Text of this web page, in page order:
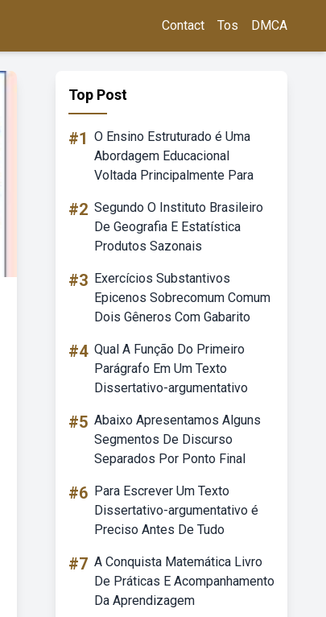
Contact Tos DMCA
Top Post
#1 O Ensino Estruturado é Uma
Abordagem Educacional
Voltada Principalmente Para
#2 Segundo O Instituto Brasileiro
De Geografia E Estatística
Produtos Sazonais
#3 Exercícios Substantivos
Epicenos Sobrecomum Comum
Dois Gêneros Com Gabarito
#4 Qual A Função Do Primeiro
Parágrafo Em Um Texto
Dissertativo-argumentativo
#5 Abaixo Apresentamos Alguns
Segmentos De Discurso
Separados Por Ponto Final
#6 Para Escrever Um Texto
Dissertativo-argumentativo é
Preciso Antes De Tudo
#7 A Conquista Matemática Livro
De Práticas E Acompanhamento
Da Aprendizagem